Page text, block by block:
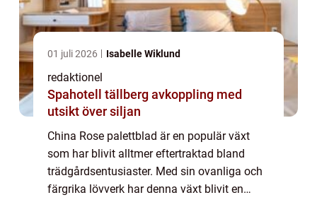
01 juli 2026 Isabelle Wiklund
redaktionel
Spahotell tällberg avkoppling med
utsikt över siljan
China Rose palettblad är en populär växt
som har blivit alltmer eftertraktad bland
trädgårdsentusiaster. Med sin ovanliga och
färgrika lövverk har denna växt blivit en